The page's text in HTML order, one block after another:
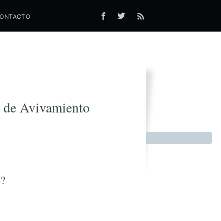
Avivamiento